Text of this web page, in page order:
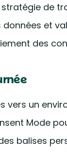
de
données et
des
vers un
Mode
balises